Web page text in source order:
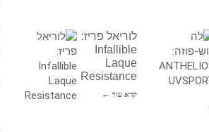
לוריאל פריז:
Infallible
Laque
Resistance
קרא עוד ←